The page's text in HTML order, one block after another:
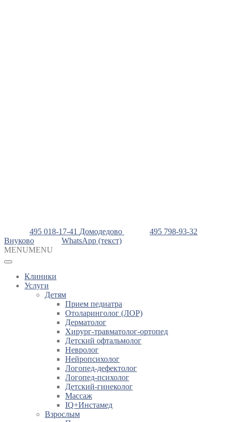
495 018-17-41 Домодедово
495 798-93-32
Внуково
WhatsApp (текст)
MENUMENU
Клиники
Услуги
Детям
Прием педиатра
Отоларинголог (ЛОР)
Дерматолог
Хирург-травматолог-ортопед
Детский офтальмолог
Невролог
Нейропсихолог
Логопед-дефектолог
Логопед-психолог
Детский-гинеколог
Массаж
IQ+Инстамед
Взрослым